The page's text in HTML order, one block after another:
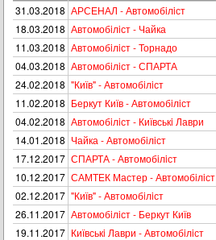
31.03.2018 АРСЕНАЛ - Автомобiлiст
18.03.2018 Автомобiлiст - Чайка
11.03.2018 Автомобiлiст - Торнадо
04.03.2018 Автомобiлiст - СПАРТА
24.02.2018 "Київ" - Автомобiлiст
11.02.2018 Беркут Київ - Автомобiлiст
04.02.2018 Автомобiлiст - Київськi Лаври
14.01.2018 Чайка - Автомобiлiст
17.12.2017 СПАРТА - Автомобiлiст
10.12.2017 САМТЕК Мастер - Автомобiлiст
02.12.2017 "Київ" - Автомобiлiст
26.11.2017 Автомобiлiст - Беркут Київ
19.11.2017 Київськi Лаври - Автомобiлiст